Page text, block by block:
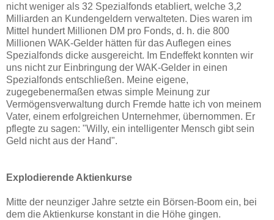
nicht weniger als 32 Spezialfonds etabliert, welche 3,2
Milliarden an Kundengeldern verwalteten. Dies waren im
Mittel hundert Millionen DM pro Fonds, d. h. die 800
Millionen WAK-Gelder hätten für das Auflegen eines
Spezialfonds dicke ausgereicht. Im Endeffekt konnten wir
uns nicht zur Einbringung der WAK-Gelder in einen
Spezialfonds entschließen. Meine eigene,
zugegebenermaßen etwas simple Meinung zur
Vermögensverwaltung durch Fremde hatte ich von meinem
Vater, einem erfolgreichen Unternehmer, übernommen. Er
pflegte zu sagen: "Willy, ein intelligenter Mensch gibt sein
Geld nicht aus der Hand".
Explodierende Aktienkurse
Mitte der neunziger Jahre setzte ein Börsen-Boom ein, bei
dem die Aktienkurse konstant in die Höhe gingen.